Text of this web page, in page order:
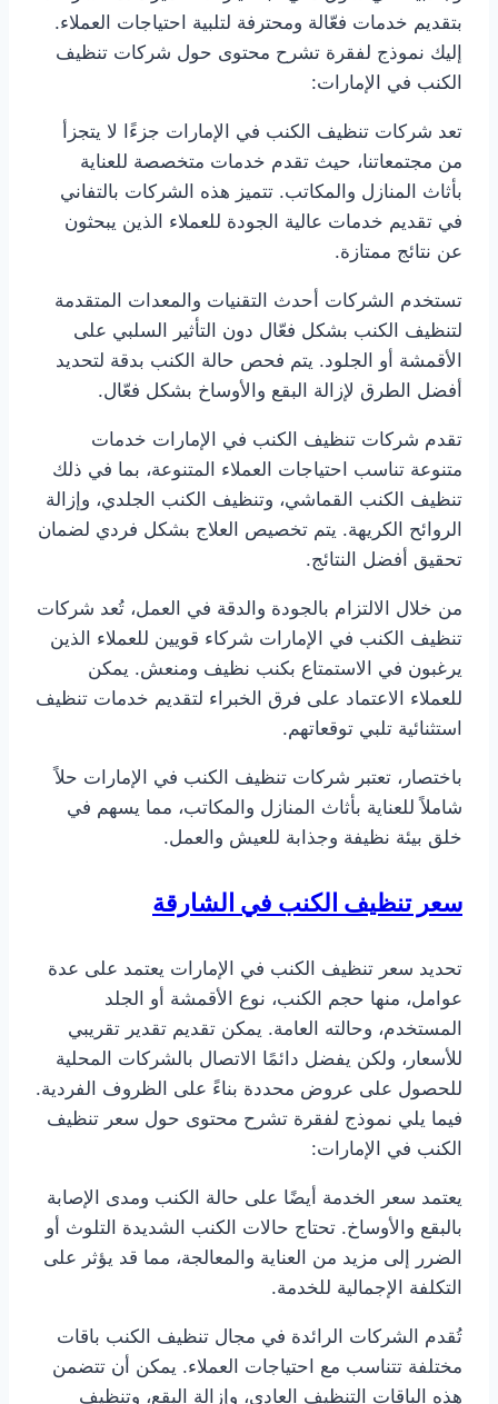
بتقديم خدمات فعّالة ومحترفة لتلبية احتياجات العملاء.
إليك نموذج لفقرة تشرح محتوى حول شركات تنظيف
الكنب في الإمارات:
تعد شركات تنظيف الكنب في الإمارات جزءًا لا يتجزأ
من مجتمعاتنا، حيث تقدم خدمات متخصصة للعناية
بأثاث المنازل والمكاتب. تتميز هذه الشركات بالتفاني
في تقديم خدمات عالية الجودة للعملاء الذين يبحثون
عن نتائج ممتازة.
تستخدم الشركات أحدث التقنيات والمعدات المتقدمة
لتنظيف الكنب بشكل فعّال دون التأثير السلبي على
الأقمشة أو الجلود. يتم فحص حالة الكنب بدقة لتحديد
أفضل الطرق لإزالة البقع والأوساخ بشكل فعّال.
تقدم شركات تنظيف الكنب في الإمارات خدمات
متنوعة تناسب احتياجات العملاء المتنوعة، بما في ذلك
تنظيف الكنب القماشي، وتنظيف الكنب الجلدي، وإزالة
الروائح الكريهة. يتم تخصيص العلاج بشكل فردي لضمان
تحقيق أفضل النتائج.
من خلال الالتزام بالجودة والدقة في العمل، تُعد شركات
تنظيف الكنب في الإمارات شركاء قويين للعملاء الذين
يرغبون في الاستمتاع بكنب نظيف ومنعش. يمكن
للعملاء الاعتماد على فرق الخبراء لتقديم خدمات تنظيف
استثنائية تلبي توقعاتهم.
باختصار، تعتبر شركات تنظيف الكنب في الإمارات حلاً
شاملاً للعناية بأثاث المنازل والمكاتب، مما يسهم في
خلق بيئة نظيفة وجذابة للعيش والعمل.
سعر تنظيف الكنب في الشارقة
تحديد سعر تنظيف الكنب في الإمارات يعتمد على عدة
عوامل، منها حجم الكنب، نوع الأقمشة أو الجلد
المستخدم، وحالته العامة. يمكن تقديم تقدير تقريبي
للأسعار، ولكن يفضل دائمًا الاتصال بالشركات المحلية
للحصول على عروض محددة بناءً على الظروف الفردية.
فيما يلي نموذج لفقرة تشرح محتوى حول سعر تنظيف
الكنب في الإمارات:
يعتمد سعر الخدمة أيضًا على حالة الكنب ومدى الإصابة
بالبقع والأوساخ. تحتاج حالات الكنب الشديدة التلوث أو
الضرر إلى مزيد من العناية والمعالجة، مما قد يؤثر على
التكلفة الإجمالية للخدمة.
تُقدم الشركات الرائدة في مجال تنظيف الكنب باقات
مختلفة تتناسب مع احتياجات العملاء. يمكن أن تتضمن
هذه الباقات التنظيف العادي، وإزالة البقع، وتنظيف